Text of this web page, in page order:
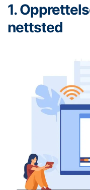
1.
nettsted